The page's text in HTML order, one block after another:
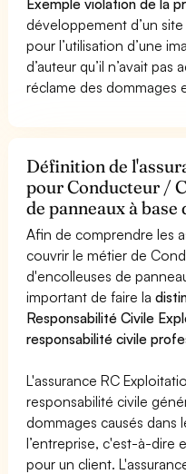
développement d’un
pour l’utilisation d’une
d’auteur qu’il n’avait
réclame des dommages
Définition de
pour Conducteur /
de panneaux à base
Afin de comprendre les
couvrir le métier de
d'encolleuses de
important de faire la
Responsabilité Civile
responsabilité civile
L'assurance RC
responsabilité civile
dommages causés dans
l’entreprise, c'est-à-dire
pour un client.